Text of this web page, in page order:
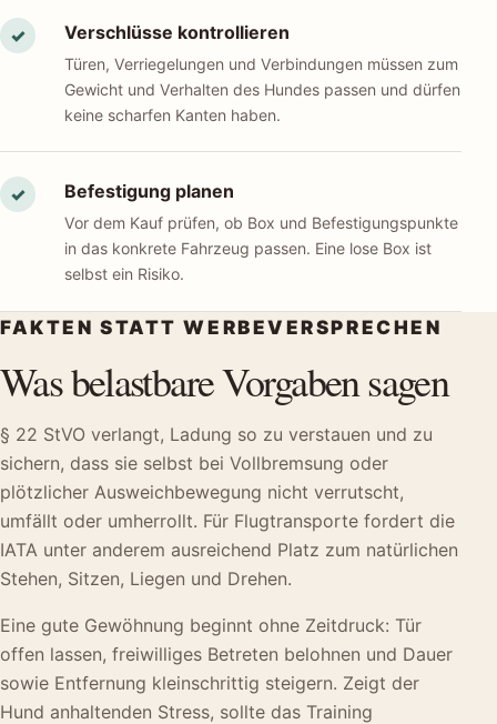
✓ Verschlüsse kontrollieren
Türen, Verriegelungen und Verbindungen müssen zum
Gewicht und Verhalten des Hundes passen und dürfen
keine scharfen Kanten haben.
✓ Befestigung planen
Vor dem Kauf prüfen, ob Box und Befestigungspunkte
in das konkrete Fahrzeug passen. Eine lose Box ist
selbst ein Risiko.
FAKTEN STATT WERBEVERSPRECHEN
Was belastbare Vorgaben sagen
§ 22 StVO verlangt, Ladung so zu verstauen und zu
sichern, dass sie selbst bei Vollbremsung oder
plötzlicher Ausweichbewegung nicht verrutscht,
umfällt oder umherrollt. Für Flugtransporte fordert die
IATA unter anderem ausreichend Platz zum natürlichen
Stehen, Sitzen, Liegen und Drehen.
Eine gute Gewöhnung beginnt ohne Zeitdruck: Tür
offen lassen, freiwilliges Betreten belohnen und Dauer
sowie Entfernung kleinschrittig steigern. Zeigt der
Hund anhaltenden Stress, sollte das Training